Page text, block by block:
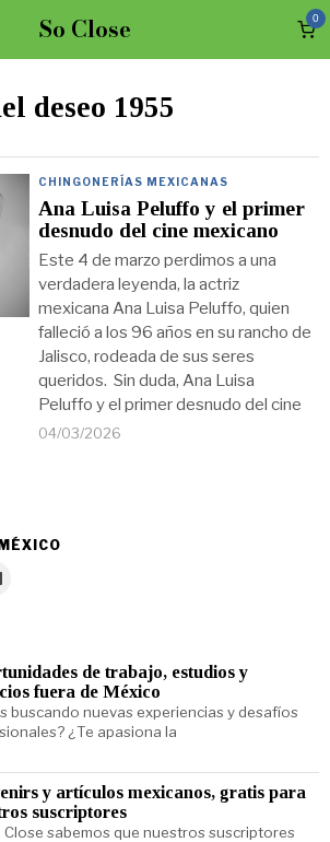
So Close 0
deseo 1955
CHINGONERÍAS MEXICANAS
Ana Luisa Peluffo y el primer
desnudo del cine mexicano
Este 4 de marzo perdimos a una
verdadera leyenda, la actriz
mexicana Ana Luisa Peluffo, quien
falleció a los 96 años en su rancho de
Jalisco, rodeada de sus seres
queridos. Sin duda, Ana Luisa
Peluffo y el primer desnudo del cine
04/03/2026
de trabajo, estudios y
fuera de México
buscando nuevas experiencias y desafíos
¿Te apasiona la
y artículos mexicanos, gratis para
suscriptores
Close sabemos que nuestros suscriptores